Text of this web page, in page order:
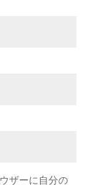
ザーに自分の